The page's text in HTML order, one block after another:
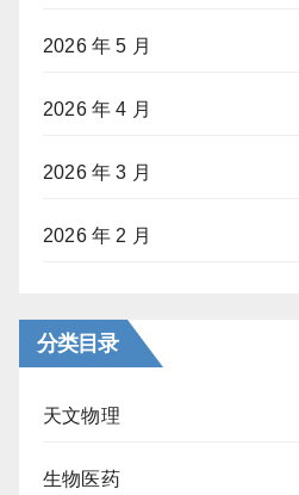
2026 年 5 月
2026 年 4 月
2026 年 3 月
2026 年 2 月
分类目录
天文物理
生物医药